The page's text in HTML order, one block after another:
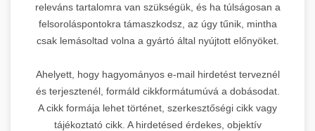
releváns tartalomra van szükségük, és ha túlságosan a
felsoroláspontokra támaszkodsz, az úgy tűnik, mintha
csak lemásoltad volna a gyártó által nyújtott előnyöket.
Ahelyett, hogy hagyományos e-mail hirdetést terveznél
és terjesztenél, formáld cikkformátumúvá a dobásodat.
A cikk formája lehet történet, szerkesztőségi cikk vagy
tájékoztató cikk. A hirdetésed érdekes, objektív